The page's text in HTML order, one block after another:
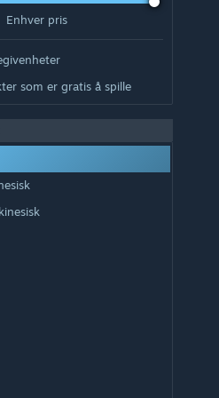
Enhver pris
som er gratis å spille